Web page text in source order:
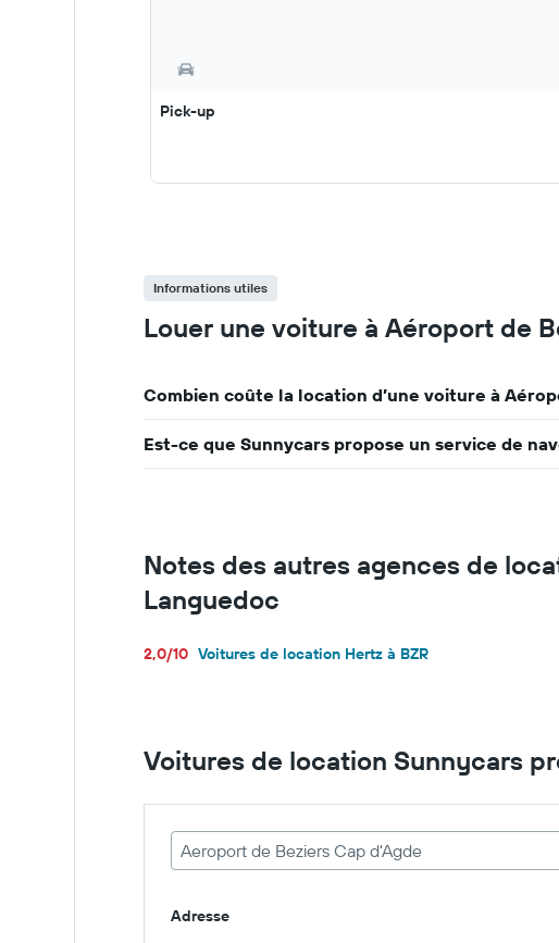
Pick-up
Informations utiles
Louer une voiture à Aéroport de
Combien coûte la location d’une voiture à
Est-ce que Sunnycars propose un service de
Notes des autres agences de
Languedoc
2,0/10 Voitures de location Hertz à BZR
Voitures de location Sunnycars
Aeroport de Beziers Cap d'Agde
Adresse